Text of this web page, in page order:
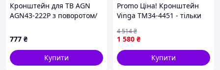
Кронштейн для ТВ AGN
AGN43-222P з поворотом/
кг/max.VESA 200x200/Black
777 ₴
Купити
Promo Ціна! Кронштейн
Vinga TM34-4451 - тільки
1 580 ₴
4 514₴
Купити